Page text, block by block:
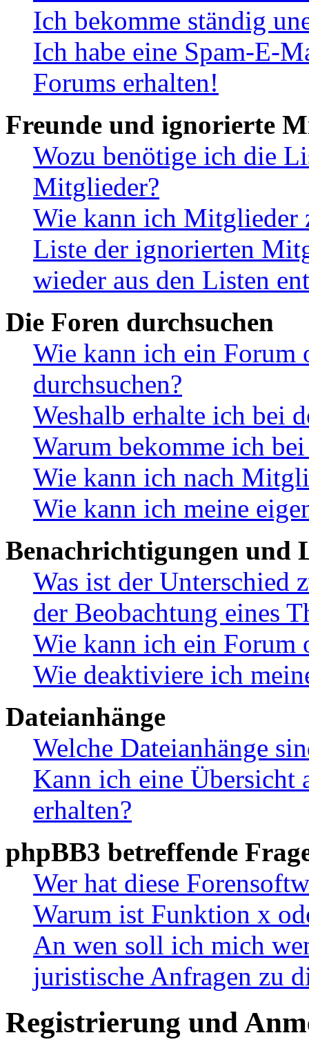
Ich bekomme ständig
Ich habe eine Spam-E-
Forums erhalten!
Freunde und ignorierte
Wozu benötige ich die
Mitglieder?
Wie kann ich Mitglieder
Liste der ignorierten
wieder aus den Listen
Die Foren durchsuchen
Wie kann ich ein Forum
durchsuchen?
Weshalb erhalte ich bei
Warum bekomme ich
Wie kann ich nach
Wie kann ich meine
Benachrichtigungen und
Was ist der Unterschied
der Beobachtung eines
Wie kann ich ein Forum
Wie deaktiviere ich
Dateianhänge
Welche Dateianhänge
Kann ich eine Übersicht
erhalten?
phpBB3 betreffende
Wer hat diese
Warum ist Funktion x
An wen soll ich mich
juristische Anfragen zu
Registrierung und